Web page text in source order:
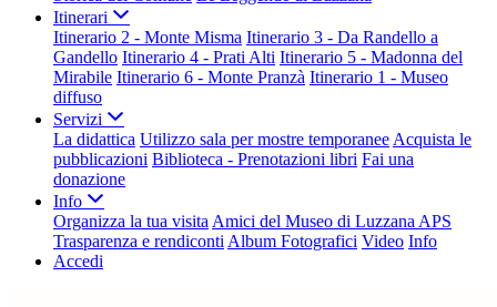
Itinerari
Itinerario 2 - Monte Misma Itinerario 3 - Da Randello a
Gandello Itinerario 4 - Prati Alti Itinerario 5 - Madonna del
Mirabile Itinerario 6 - Monte Pranzà Itinerario 1 - Museo
diffuso
Servizi
La didattica Utilizzo sala per mostre temporanee Acquista le
pubblicazioni Biblioteca - Prenotazioni libri Fai una
donazione
Info
Organizza la tua visita Amici del Museo di Luzzana APS
Trasparenza e rendiconti Album Fotografici Video Info
Accedi